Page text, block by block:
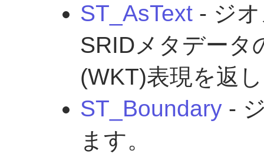
ST_AsText - ジ
SRIDメタデータ
(WKT)表現を返
ST_Boundary -
ます。